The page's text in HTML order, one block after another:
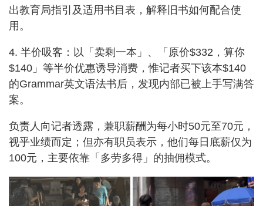
出教育局指引及适用书目表，解释旧书如何配合使
用。
4. 半价吸客：以「卖剩一本」、「原价$332，算你
$140」等半价优惠诱导消费，惟记者买下该本$140
的Grammar英文语法书后，发现内部已被上手写满答
案。
负责人向记者透露，兼职薪酬为每小时50元至70元，
视乎业绩而定；但亦有职员表示，他们每日底薪仅为
100元，主要依靠「多劳多得」的抽佣模式。